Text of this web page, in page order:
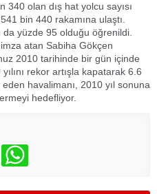
340 olan dış hat yolcu sayısı
bin 440 rakamına ulaştı.
da yüzde 95 olduğu öğrenildi.
atan Sabiha Gökçen
2010 tarihinde bir gün içinde
rekor artışla kapatarak 6.6
havalimanı, 2010 yıl sonuna
hedefliyor.